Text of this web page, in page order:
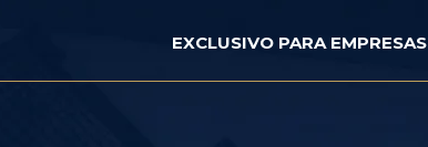
EXCLUSIVO PARA EMPRESAS